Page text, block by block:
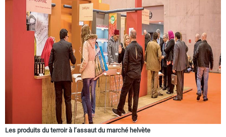
Les produits du terroir à l’assaut du marché helvète